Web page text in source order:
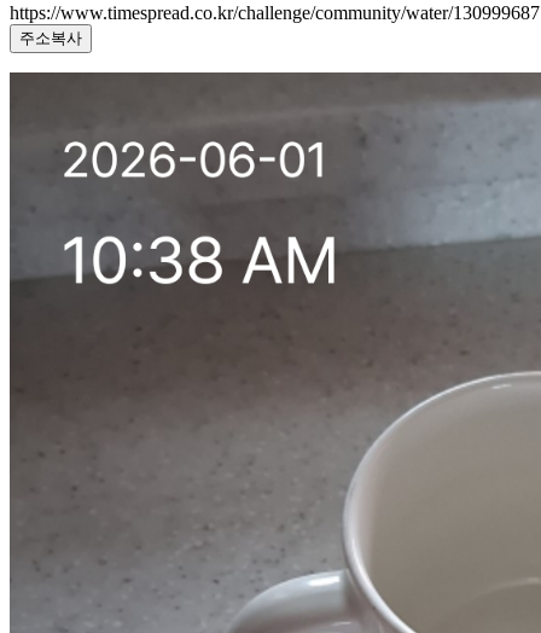
https://www.timespread.co.kr/challenge/community/water/130999687
주소복사